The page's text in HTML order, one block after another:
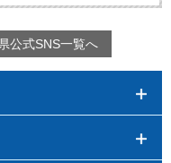
公式SNS一覧へ